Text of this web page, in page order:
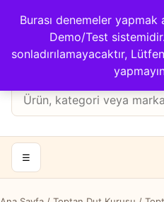
Burası denemeler
Demo/Test
sonladırılamayacaktır,
Kargom Nerede?İletişim
Apricot
Ürün
ara:
☰